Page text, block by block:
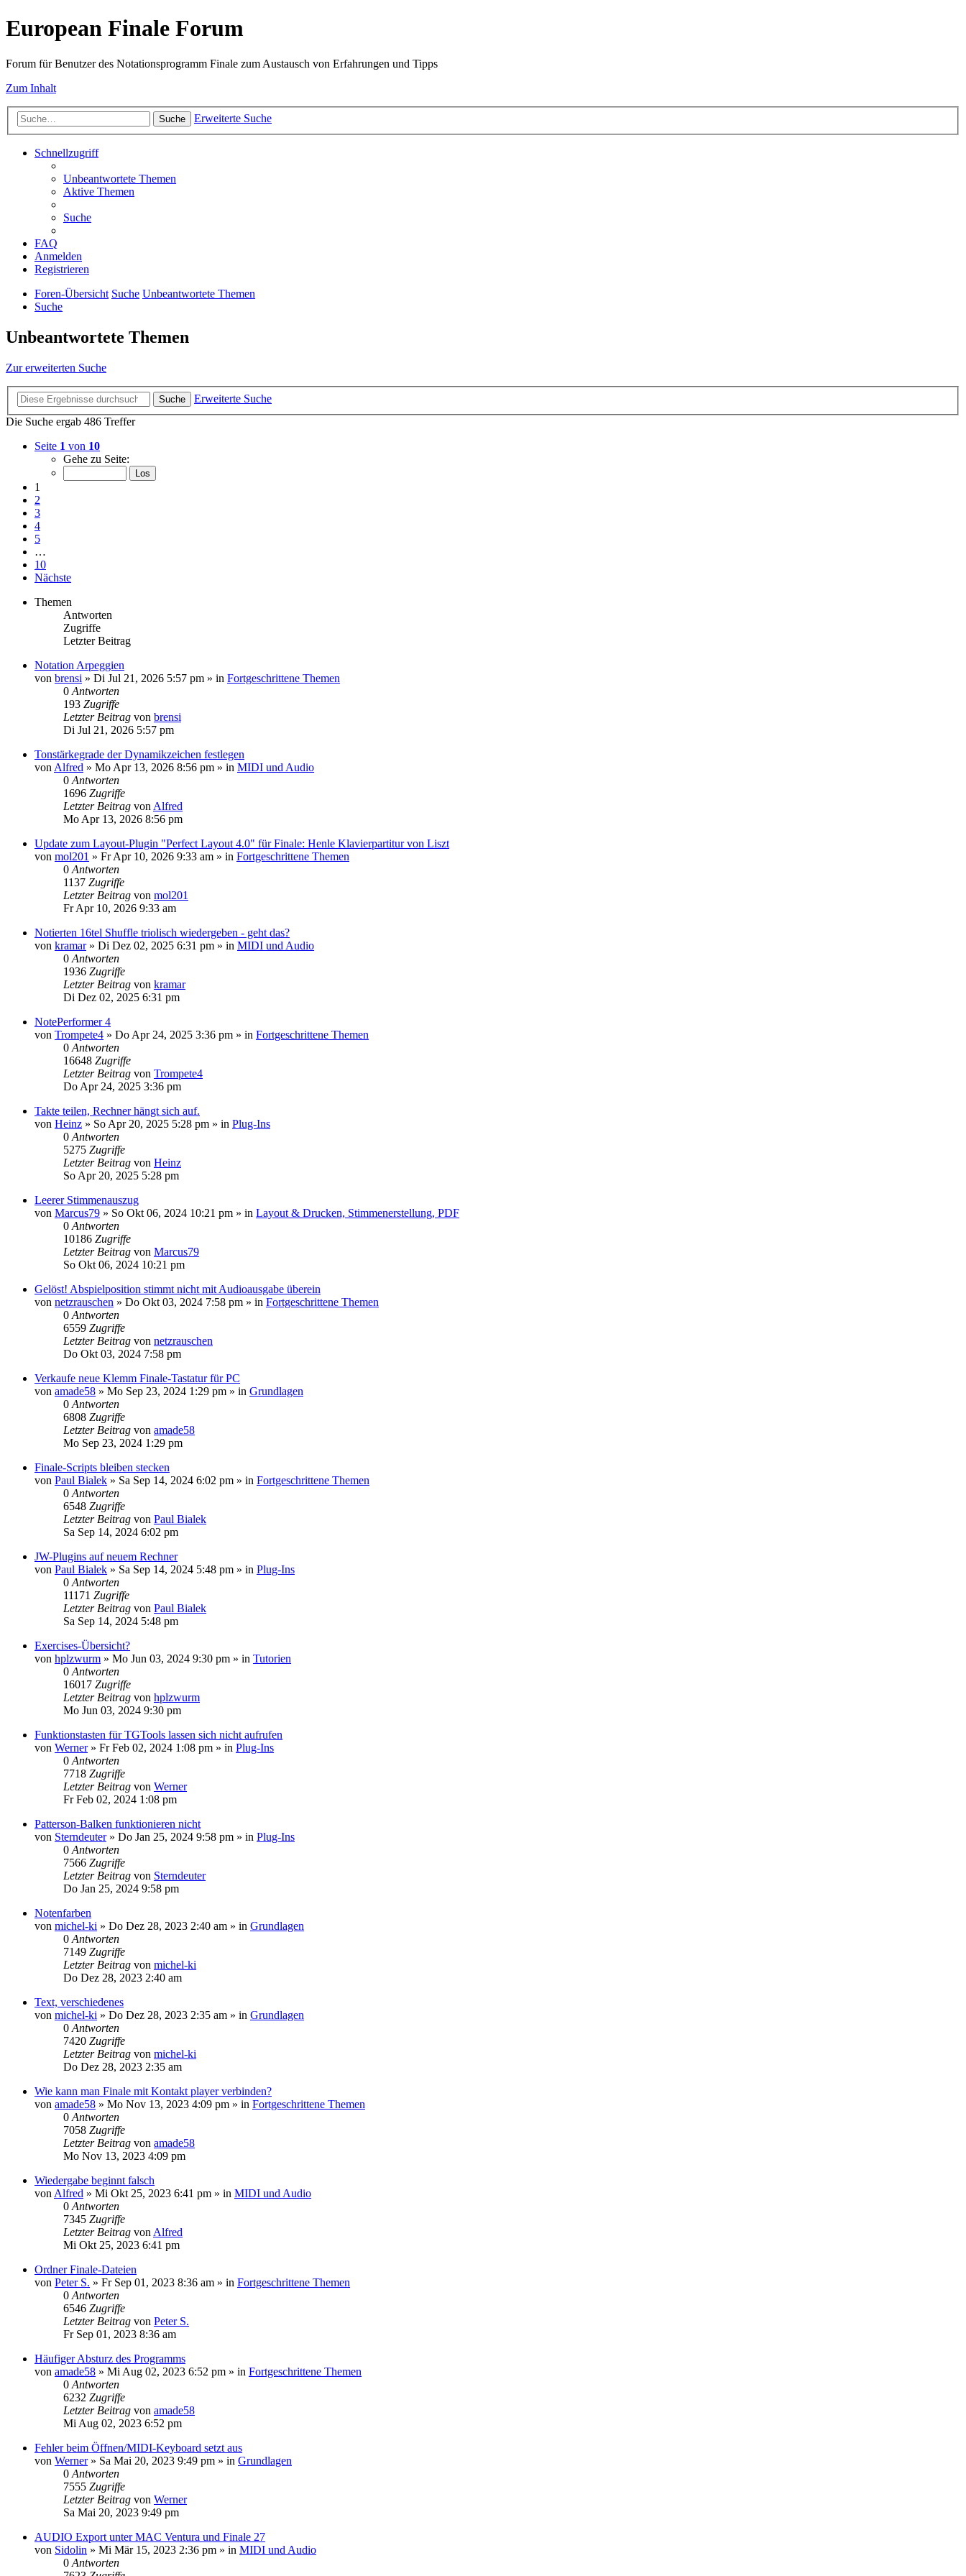
European Finale Forum
Forum für Benutzer des Notationsprogramm Finale zum Austausch von Erfahrungen und Tipps
Zum Inhalt
Suche Erweiterte Suche
Schnellzugriff
Unbeantwortete Themen
Aktive Themen
Suche
FAQ
Anmelden
Registrieren
Foren-Übersicht Suche Unbeantwortete Themen
Suche
Unbeantwortete Themen
Zur erweiterten Suche
Suche
Erweiterte Suche
Die Suche ergab 486 Treffer
Seite 1 von 10
Gehe zu Seite:
1
2
3
4
5
…
10
Nächste
Themen
Antworten
Zugriffe
Letzter Beitrag
Notation Arpeggien
von brensi » Di Jul 21, 2026 5:57 pm » in Fortgeschrittene Themen
0 Antworten
193 Zugriffe
Letzter Beitrag von brensi
Di Jul 21, 2026 5:57 pm
Tonstärkegrade der Dynamikzeichen festlegen
von Alfred » Mo Apr 13, 2026 8:56 pm » in MIDI und Audio
0 Antworten
1696 Zugriffe
Letzter Beitrag von Alfred
Mo Apr 13, 2026 8:56 pm
Update zum Layout-Plugin "Perfect Layout 4.0" für Finale: Henle Klavierpartitur von Liszt
von mol201 » Fr Apr 10, 2026 9:33 am » in Fortgeschrittene Themen
0 Antworten
1137 Zugriffe
Letzter Beitrag von mol201
Fr Apr 10, 2026 9:33 am
Notierten 16tel Shuffle triolisch wiedergeben - geht das?
von kramar» Di Dez 02, 2025 6:31 pm » in MIDI und Audio
0 Antworten
1936 Zugriffe
Letzter Beitrag von kramar
Di Dez 02, 2025 6:31 pm
NotePerformer 4
von Trompete4 » Do Apr 24, 2025 3:36 pm » in Fortgeschrittene Themen
0 Antworten
16648 Zugriffe
Letzter Beitrag von Trompete4
Do Apr 24, 2025 3:36 pm
Takte teilen, Rechner hängt sich auf.
von Heinz » So Apr 20, 2025 5:28 pm » in Plug-Ins
0 Antworten
5275 Zugriffe
Letzter Beitrag von Heinz
So Apr 20, 2025 5:28 pm
Leerer Stimmenauszug
von Marcus79 » So Okt 06, 2024 10:21 pm » in Layout & Drucken, Stimmenerstellung, PDF
0 Antworten
10186 Zugriffe
Letzter Beitrag von Marcus79
So Okt 06, 2024 10:21 pm
Gelöst! Abspielposition stimmt nicht mit Audioausgabe überein
von netzrauschen » Do Okt 03, 2024 7:58 pm » in Fortgeschrittene Themen
0 Antworten
6559 Zugriffe
Letzter Beitrag von netzrauschen
Do Okt 03, 2024 7:58 pm
Verkaufe neue Klemm Finale-Tastatur für PC
von amade58 » Mo Sep 23, 2024 1:29 pm » in Grundlagen
0 Antworten
6808 Zugriffe
Letzter Beitrag von amade58
Mo Sep 23, 2024 1:29 pm
Finale-Scripts bleiben stecken
von Paul Bialek » Sa Sep 14, 2024 6:02 pm » in Fortgeschrittene Themen
0 Antworten
6548 Zugriffe
Letzter Beitrag von Paul Bialek
Sa Sep 14, 2024 6:02 pm
JW-Plugins auf neuem Rechner
von Paul Bialek » Sa Sep 14, 2024 5:48 pm » in Plug-Ins
0 Antworten
11171 Zugriffe
Letzter Beitrag von Paul Bialek
Sa Sep 14, 2024 5:48 pm
Exercises-Übersicht?
von hplzwurm » Mo Jun 03, 2024 9:30 pm » in Tutorien
0 Antworten
16017 Zugriffe
Letzter Beitrag von hplzwurm
Mo Jun 03, 2024 9:30 pm
Funktionstasten für TGTools lassen sich nicht aufrufen
von Werner» Fr Feb 02, 2024 1:08 pm » in Plug-Ins
0 Antworten
7718 Zugriffe
Letzter Beitrag von Werner
Fr Feb 02, 2024 1:08 pm
Patterson-Balken funktionieren nicht
von Sterndeuter» Do Jan 25, 2024 9:58 pm » in Plug-Ins
0 Antworten
7566 Zugriffe
Letzter Beitrag von Sterndeuter
Do Jan 25, 2024 9:58 pm
Notenfarben
von michel-ki » Do Dez 28, 2023 2:40 am » in Grundlagen
0 Antworten
7149 Zugriffe
Letzter Beitrag von michel-ki
Do Dez 28, 2023 2:40 am
Text, verschiedenes
von michel-ki » Do Dez 28, 2023 2:35 am » in Grundlagen
0 Antworten
7420 Zugriffe
Letzter Beitrag von michel-ki
Do Dez 28, 2023 2:35 am
Wie kann man Finale mit Kontakt player verbinden?
von amade58 » Mo Nov 13, 2023 4:09 pm » in Fortgeschrittene Themen
0 Antworten
7058 Zugriffe
Letzter Beitrag von amade58
Mo Nov 13, 2023 4:09 pm
Wiedergabe beginnt falsch
von Alfred » Mi Okt 25, 2023 6:41 pm » in MIDI und Audio
0 Antworten
7345 Zugriffe
Letzter Beitrag von Alfred
Mi Okt 25, 2023 6:41 pm
Ordner Finale-Dateien
von Peter S. » Fr Sep 01, 2023 8:36 am » in Fortgeschrittene Themen
0 Antworten
6546 Zugriffe
Letzter Beitrag von Peter S.
Fr Sep 01, 2023 8:36 am
Häufiger Absturz des Programms
von amade58 » Mi Aug 02, 2023 6:52 pm » in Fortgeschrittene Themen
0 Antworten
6232 Zugriffe
Letzter Beitrag von amade58
Mi Aug 02, 2023 6:52 pm
Fehler beim Öffnen/MIDI-Keyboard setzt aus
von Werner» Sa Mai 20, 2023 9:49 pm » in Grundlagen
0 Antworten
7555 Zugriffe
Letzter Beitrag von Werner
Sa Mai 20, 2023 9:49 pm
AUDIO Export unter MAC Ventura und Finale 27
von Sidolin » Mi Mär 15, 2023 2:36 pm » in MIDI und Audio
0 Antworten